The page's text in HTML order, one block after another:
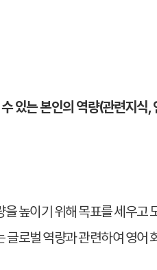
있는 본인의 역량(관련지식
높이기 위해 목표를 세우
글로벌 역량과 관련하여 영